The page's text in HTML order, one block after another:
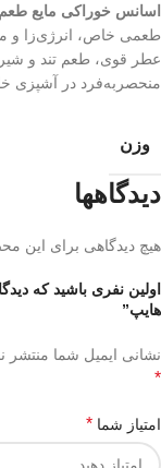
اسانس خوراکی مایع
طعمی خاص، انرژی‌زا و
عطر قوی، طعم تند و
منحصربه‌فرد در آشپزی
وزن
دیدگاهها
هیچ دیدگاهی برای این
اولین نفری باشید که
هایپ”
نشانی ایمیل شما منتشر
*
امتیاز شما *